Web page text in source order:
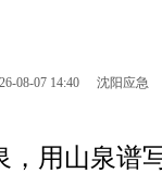
08-07 14:40 沈阳应急
用山泉谱